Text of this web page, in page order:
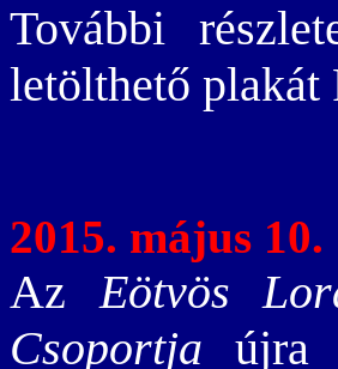
További
letölthető
2015. május 10.
AzEötvös
Csoportja újra